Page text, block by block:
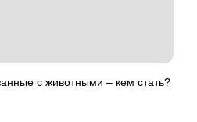
с животными – кем стать?